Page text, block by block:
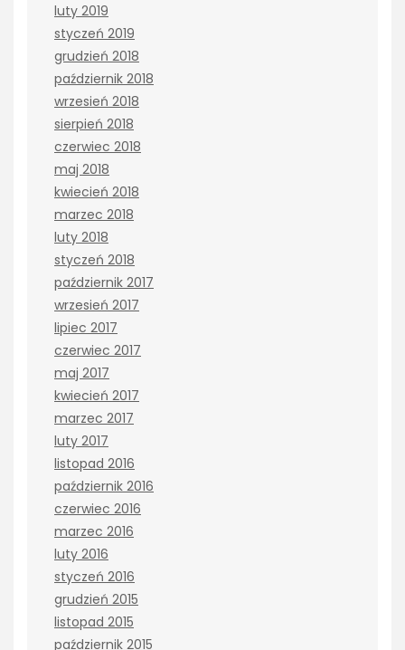
luty 2019
styczeń 2019
grudzień 2018
październik 2018
wrzesień 2018
sierpień 2018
czerwiec 2018
maj 2018
kwiecień 2018
marzec 2018
luty 2018
styczeń 2018
październik 2017
wrzesień 2017
lipiec 2017
czerwiec 2017
maj 2017
kwiecień 2017
marzec 2017
luty 2017
listopad 2016
październik 2016
czerwiec 2016
marzec 2016
luty 2016
styczeń 2016
grudzień 2015
listopad 2015
październik 2015